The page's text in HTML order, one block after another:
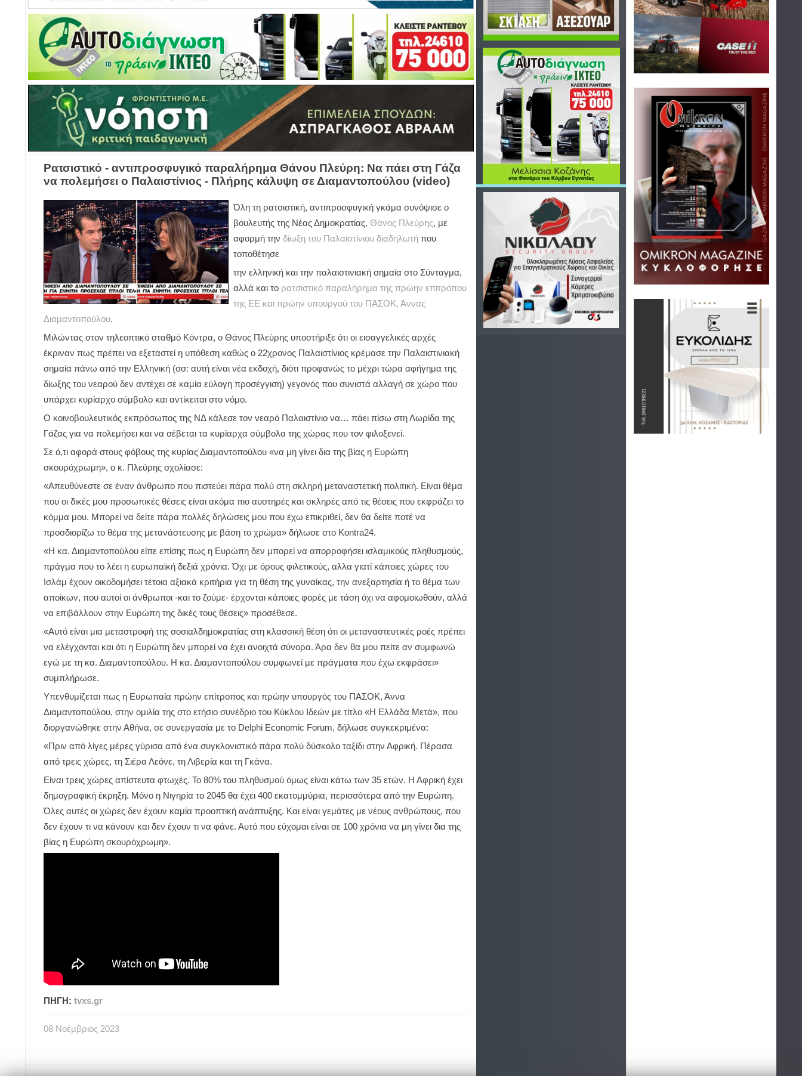
Ρατσιστικό - αντιπροσφυγικό παραλήρημα Θάνου Πλεύρη: Να πάει στη Γάζα
να πολεμήσει ο Παλαιστίνιος - Πλήρης κάλυψη σε Διαμαντοπούλου (video)
Όλη τη ρατσιστική, αντιπροσφυγική γκάμα συνόψισε ο
βουλευτής της Νέας Δημοκρατίας, Θάνος Πλεύρης, με
αφορμή την δίωξη του Παλαιστίνιου διαδηλωτή που
τοποθέτησε
την ελληνική και την παλαιστινιακή σημαία στο Σύνταγμα,
αλλά και το ρατσιστικό παραλήρημα της πρώην επιτρόπου
της ΕΕ και πρώην υπουργού του ΠΑΣΟΚ, Άννας
Διαμαντοπούλου.
Μιλώντας στον τηλεοπτικό σταθμό Κόντρα, ο Θάνος Πλεύρης υποστήριξε ότι οι εισαγγελικές αρχές
έκριναν πως πρέπει να εξεταστεί η υπόθεση καθώς ο 22χρονος Παλαιστίνιος κρέμασε την Παλαιστινιακή
σημαία πάνω από την Ελληνική (σσ: αυτή είναι νέα εκδοχή, διότι προφανώς το μέχρι τώρα αφήγημα της
δίωξης του νεαρού δεν αντέχει σε καμία εύλογη προσέγγιση) γεγονός που συνιστά αλλαγή σε χώρο που
υπάρχει κυρίαρχο σύμβολο και αντίκειται στο νόμο.
Ο κοινοβουλευτικός εκπρόσωπος της ΝΔ κάλεσε τον νεαρό Παλαιστίνιο να… πάει πίσω στη Λωρίδα της
Γάζας για να πολεμήσει και να σέβεται τα κυρίαρχα σύμβολα της χώρας που τον φιλοξενεί.
Σε ό,τι αφορά στους φόβους της κυρίας Διαμαντοπούλου «να μη γίνει δια της βίας η Ευρώπη
σκουρόχρωμη», ο κ. Πλεύρης σχολίασε:
«Απευθύνεστε σε έναν άνθρωπο που πιστεύει πάρα πολύ στη σκληρή μεταναστετική πολιτική. Είναι θέμα
που οι δικές μου προσωπικές θέσεις είναι ακόμα πιο αυστηρές και σκληρές από τις θέσεις που εκφράζει το
κόμμα μου. Μπορεί να δείτε πάρα πολλές δηλώσεις μου που έχω επικριθεί, δεν θα δείτε ποτέ να
προσδιορίζω το θέμα της μετανάστευσης με βάση το χρώμα» δήλωσε στο Kontra24.
«Η κα. Διαμαντοπούλου είπε επίσης πως η Ευρώπη δεν μπορεί να απορροφήσει ισλαμικούς πληθυσμούς,
πράγμα που το λέει η ευρωπαϊκή δεξιά χρόνια. Όχι με όρους φιλετικούς, αλλα γιατί κάποιες χώρες του
Ισλάμ έχουν οικοδομήσει τέτοια αξιακά κριτήρια για τη θέση της γυναίκας, την ανεξαρτησία ή το θέμα των
αποίκων, που αυτοί οι άνθρωποι -και το ζούμε- έρχονται κάποιες φορές με τάση όχι να αφομοιωθούν, αλλά
να επιβάλλουν στην Ευρώπη της δικές τους θέσεις» προσέθεσε.
«Αυτό είναι μια μεταστροφή της σοσιαλδημοκρατίας στη κλασσική θέση ότι οι μεταναστευτικές ροές πρέπει
να ελέγχονται και ότι η Ευρώπη δεν μπορεί να έχει ανοιχτά σύνορα. Άρα δεν θα μου πείτε αν συμφωνώ
εγώ με τη κα. Διαμαντοπούλου. Η κα. Διαμαντοπούλου συμφωνεί με πράγματα που έχω εκφράσει»
συμπλήρωσε.
Υπενθυμίζεται πως η Ευρωπαία πρώην επίτροπος και πρώην υπουργός του ΠΑΣΟΚ, Άννα
Διαμαντοπούλου, στην ομιλία της στο ετήσιο συνέδριο του Κύκλου Ιδεών με τίτλο «Η Ελλάδα Μετά», που
διοργανώθηκε στην Αθήνα, σε συνεργασία με το Delphi Economic Forum, δήλωσε συγκεκριμένα:
«Πριν από λίγες μέρες γύρισα από ένα συγκλονιστικό πάρα πολύ δύσκολο ταξίδι στην Αφρική. Πέρασα
από τρεις χώρες, τη Σιέρα Λεόνε, τη Λιβερία και τη Γκάνα.
Είναι τρεις χώρες απίστευτα φτωχές. Το 80% του πληθυσμού όμως είναι κάτω των 35 ετών. Η Αφρική έχει
δημογραφική έκρηξη. Μόνο η Νιγηρία το 2045 θα έχει 400 εκατομμύρια, περισσότερα από την Ευρώπη.
Όλες αυτές οι χώρες δεν έχουν καμία προοπτική ανάπτυξης. Και είναι γεμάτες με νέους ανθρώπους, που
δεν έχουν τι να κάνουν και δεν έχουν τι να φάνε. Αυτό που εύχομαι είναι σε 100 χρόνια να μη γίνει δια της
βίας η Ευρώπη σκουρόχρωμη».
ΠΗΓΗ: tvxs.gr
08 Νοέμβριος 2023